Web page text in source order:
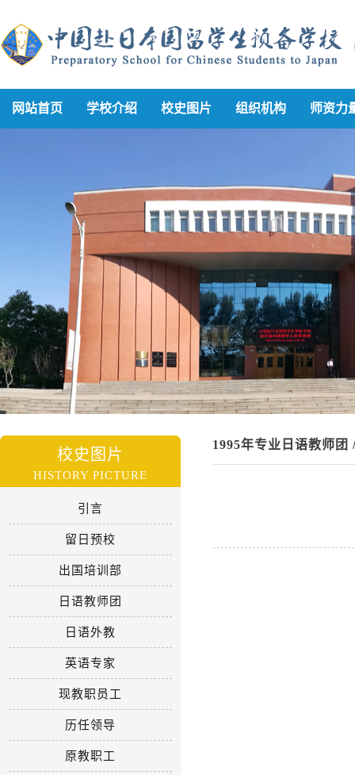
网站首页 学校介绍 校史图片 组织机构 师资力
校史图片
HISTORY PICTURE
引言
留日预校
出国培训部
日语教师团
日语外教
英语专家
现教职员工
历任领导
原教职工
1995年专业日语教师团